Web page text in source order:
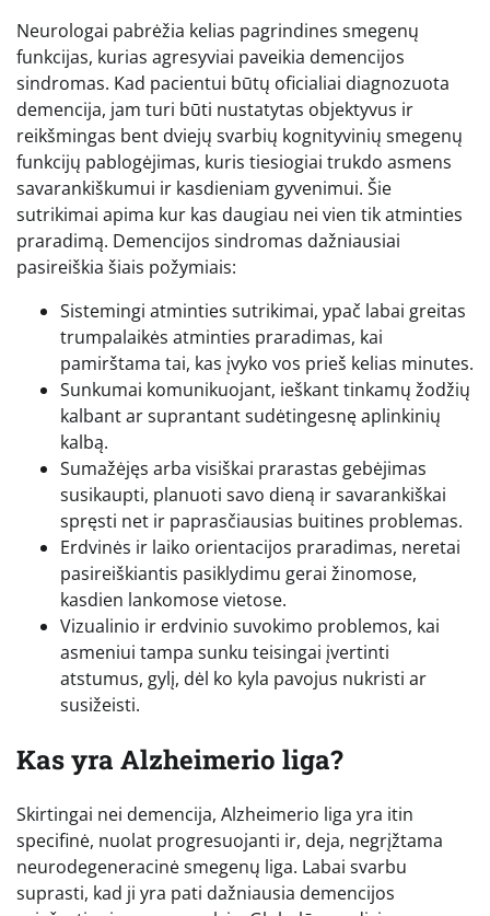
Neurologai pabrėžia kelias pagrindines smegenų
funkcijas, kurias agresyviai paveikia demencijos
sindromas. Kad pacientui būtų oficialiai diagnozuota
demencija, jam turi būti nustatytas objektyvus ir
reikšmingas bent dviejų svarbių kognityvinių smegenų
funkcijų pablogėjimas, kuris tiesiogiai trukdo asmens
savarankiškumui ir kasdieniam gyvenimui. Šie
sutrikimai apima kur kas daugiau nei vien tik atminties
praradimą. Demencijos sindromas dažniausiai
pasireiškia šiais požymiais:
Sistemingi atminties sutrikimai, ypač labai greitas
trumpalaikės atminties praradimas, kai
pamirštama tai, kas įvyko vos prieš kelias minutes.
Sunkumai komunikuojant, ieškant tinkamų žodžių
kalbant ar suprantant sudėtingesnę aplinkinių
kalbą.
Sumažėjęs arba visiškai prarastas gebėjimas
susikaupti, planuoti savo dieną ir savarankiškai
spręsti net ir paprasčiausias buitines problemas.
Erdvinės ir laiko orientacijos praradimas, neretai
pasireiškiantis pasiklydimu gerai žinomose,
kasdien lankomose vietose.
Vizualinio ir erdvinio suvokimo problemos, kai
asmeniui tampa sunku teisingai įvertinti
atstumus, gylį, dėl ko kyla pavojus nukristi ar
susižeisti.
Kas yra Alzheimerio liga?
Skirtingai nei demencija, Alzheimerio liga yra itin
specifinė, nuolat progresuojanti ir, deja, negrįžtama
neurodegeneracinė smegenų liga. Labai svarbu
suprasti, kad ji yra pati dažniausia demencijos